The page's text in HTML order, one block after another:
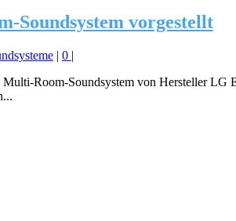
Soundsystem vorgestellt
| 0 |
Room-Soundsystem von Hersteller LG